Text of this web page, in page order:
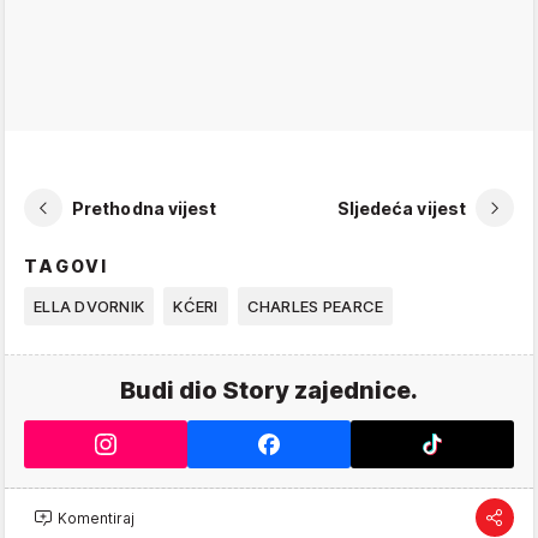
Prethodna vijest Sljedeća vijest
TAGOVI
ELLA DVORNIK KĆERI CHARLES PEARCE
Budi dio Story zajednice.
Komentiraj